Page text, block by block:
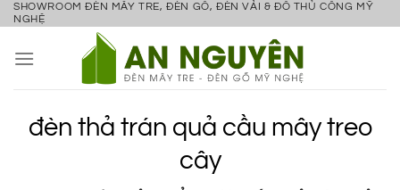
Bỏ
nội
SHOWROOM ĐÈN MÂY TRE, ĐÈN GỖ, ĐÈN VẢI & ĐỒ THỦ CÔNG MỸ
NGHỆ
đèn thả trán quả cầu mây treo
cây